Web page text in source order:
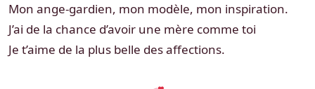
Mon ange-gardien, mon modèle, mon inspiration.
J’ai de la chance d’avoir une mère comme toi
Je t’aime de la plus belle des affections.